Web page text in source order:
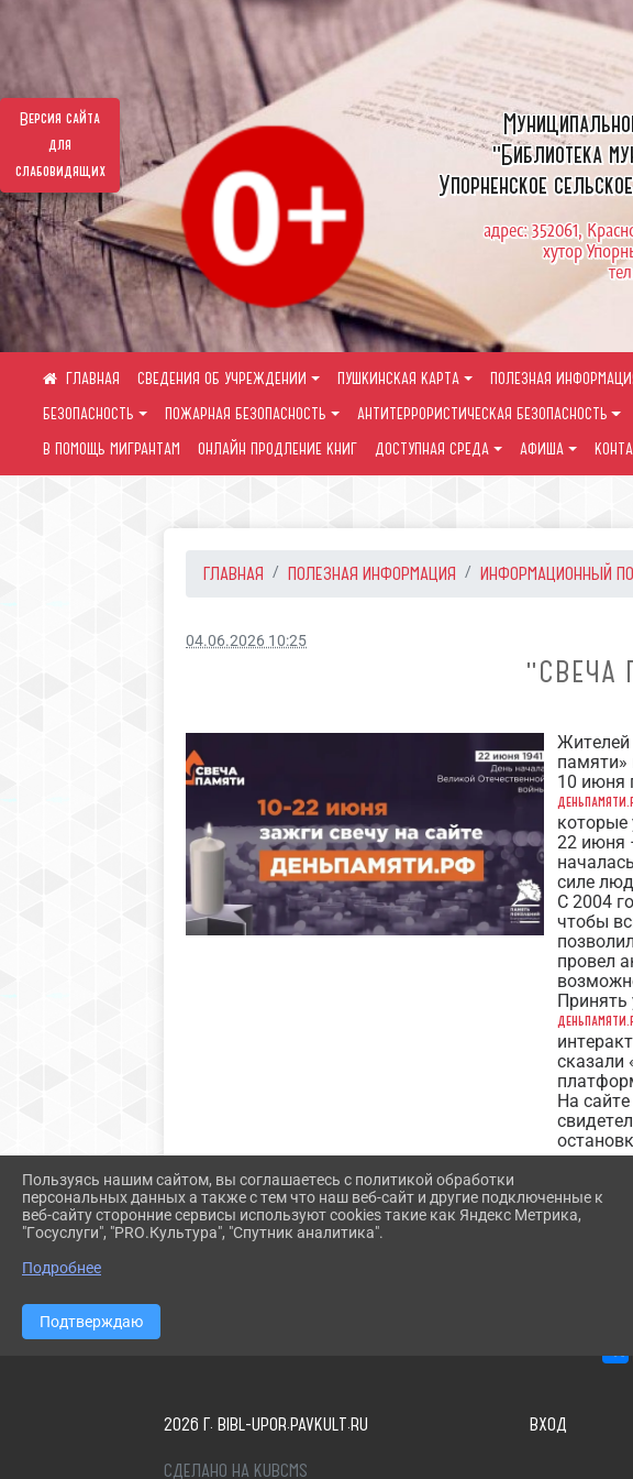
Версия сайта
для
слабовидящих
"Библиотека
Упорненское
адрес: 352061,
хутор
СВЕДЕНИЯ ОБ УЧРЕЖДЕНИИ ПУШКИНСКАЯ КАРТА ПОЛЕЗНАЯ
БЕЗОПАСНОСТЬ
ПОЖАРНАЯ БЕЗОПАСНОСТЬ АНТИТЕРРОРИСТИЧЕСКАЯ БЕЗОПАСНОСТЬ
В ПОМОЩЬ МИГРАНТАМ
ОНЛАЙН ПРОДЛЕНИЕ КНИГ ДОСТУПНАЯ СРЕДА АФИША
ГЛАВНАЯ ПОЛЕЗНАЯ ИНФОРМАЦИЯ ИНФОРМАЦИОННЫЙ
04.06.2026 10:25
"СВЕЧА
Жителей
памяти»
10 июня
которые
22 июня
силе
С 2004
чтобы
провел
сказали
На
2026 Г. BIBL-UPOR.PAVKULT.RU ВХОД
СДЕЛАНО НА KUBCMS
Пользуясь нашим сайтом, вы соглашаетесь с политикой обработки
персональных данных а также с тем что наш веб-сайт и другие подключенные к
веб-сайту сторонние сервисы используют cookies такие как Яндекс Метрика,
"Госуслуги", "PRO.Культура", "Спутник аналитика".
Подробнее
Подтверждаю